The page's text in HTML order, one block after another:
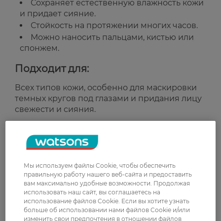
Сохраняет естественную влажность кожи
и придает сияние.
Стойкость на протяжении многих часов.
Можно наносить пальцами, кистью или
спонжем.
Подходит для:
Всех типов кожи, особенно для маскировки
темных кругов под глазами и придания лицу
свежести и сияния.
Рейтинг и отзывы
0
З 0 відгуків
0 відгуків
Мы используем файлы Cookie, чтобы обеспечить
правильную работу нашего веб-сайта и предоставить
вам максимально удобные возможности. Продолжая
использовать наш сайт, вы соглашаетесь на
использование файлов Cookie. Если вы хотите узнать
больше об использовании нами файлов Cookie и/или
изменить свои предпочтения в отношении файлов